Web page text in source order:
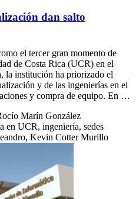
dan salto
el tercer gran momento de
de Costa Rica (UCR) en el
la institución ha priorizado el
y de las ingenierías en el
y compra de equipo. En …
Marín González
en UCR, ingeniería, sedes
Kevin Cotter Murillo